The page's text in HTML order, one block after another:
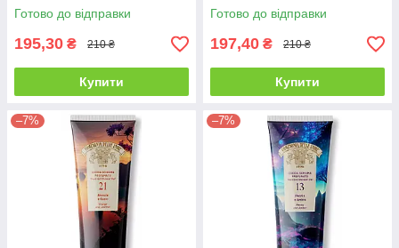
Готово до відправки
195,30 ₴ 210 ₴
Купити
Готово до відправки
197,40 ₴ 210 ₴
Купити
–7% –7%